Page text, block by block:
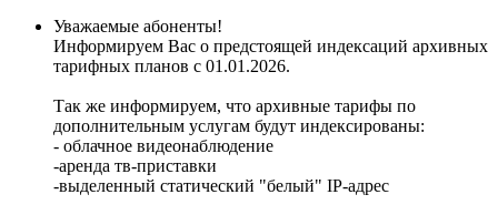
Уважаемые абоненты!
Информируем Вас о предстоящей индексаций архивных
тарифных планов с 01.01.2026.
Так же информируем, что архивные тарифы по
дополнительным услугам будут индексированы:
- облачное видеонаблюдение
-аренда тв-приставки
-выделенный статический "белый" IP-адрес